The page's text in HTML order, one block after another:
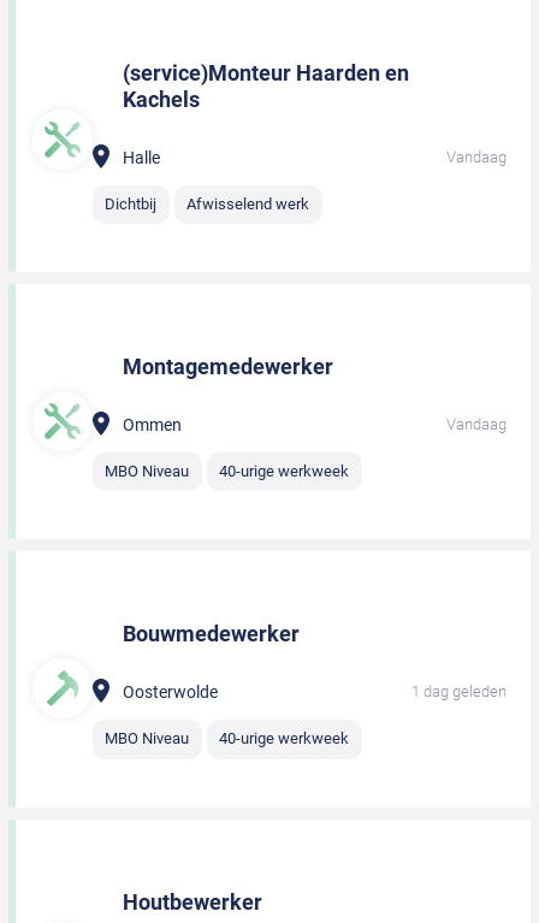
(service)Monteur Haarden en
Kachels
Halle Vandaag
Dichtbij Afwisselend werk
Montagemedewerker
Ommen Vandaag
MBO Niveau 40-urige werkweek
Bouwmedewerker
Oosterwolde 1 dag geleden
MBO Niveau 40-urige werkweek
Houtbewerker